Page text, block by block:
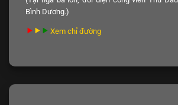
Bình Dương.)
Xem chỉ đường